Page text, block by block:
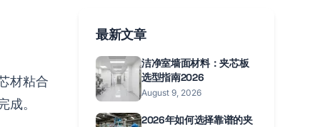
材粘合
。
最新文章
洁净室墙面材料：夹芯板
选型指南2026
August 9, 2026
2026年如何选择靠谱的夹